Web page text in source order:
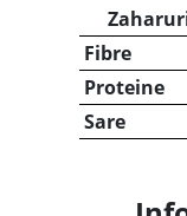
Fibre
Proteine
Sare